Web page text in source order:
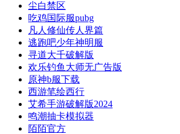
尘白禁区
吃鸡国际服pubg
凡人修仙传人界篇
逃跑吧少年神明服
寻道大千破解版
欢乐钓鱼大师无广告版
原神b服下载
西游笔绘西行
艾希手游破解版2024
鸣潮抽卡模拟器
陌陌官方